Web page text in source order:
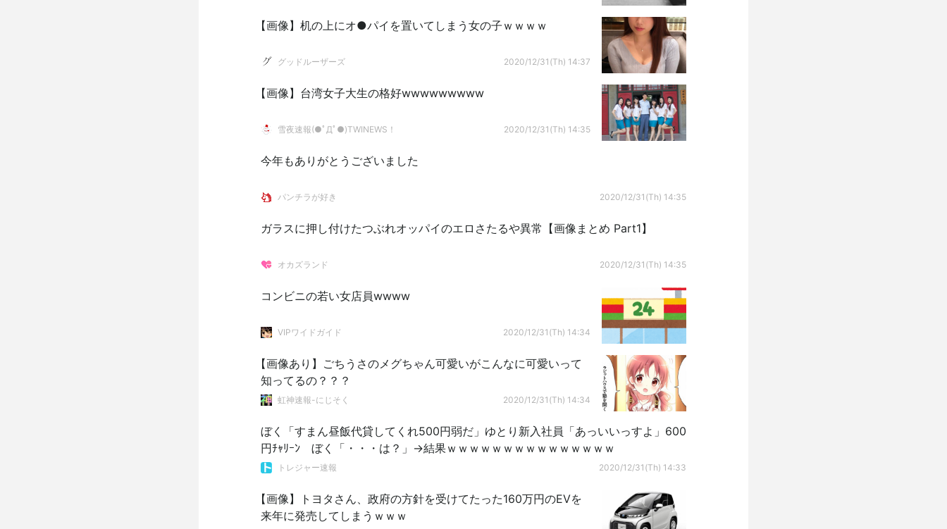
【画像】机の上にオ●パイを置いてしまう女の子ｗｗｗｗ
グッドルーザーズ 2020/12/31(Th) 14:37
【画像】台湾女子大生の格好wwwwwwwww
雪夜速報(●ﾟДﾟ●)TWINEWS！ 2020/12/31(Th) 14:35
今年もありがとうございました
パンチラが好き 2020/12/31(Th) 14:35
ガラスに押し付けたつぶれオッパイのエロさたるや異常【画像まとめ Part1】
オカズランド 2020/12/31(Th) 14:35
コンビニの若い女店員wwww
VIPワイドガイド 2020/12/31(Th) 14:34
【画像あり】ごちうさのメグちゃん可愛いがこんなに可愛いって
知ってるの？？？
虹神速報-にじそく 2020/12/31(Th) 14:34
ぼく「すまん昼飯代貸してくれ500円弱だ」ゆとり新入社員「あっいいっすよ」600
円ﾁｬﾘｰﾝ ぼく「・・・は？」→結果ｗｗｗｗｗｗｗｗｗｗｗｗｗｗｗ
トレジャー速報 2020/12/31(Th) 14:33
【画像】トヨタさん、政府の方針を受けてたった160万円のEVを
来年に発売してしまうｗｗｗ